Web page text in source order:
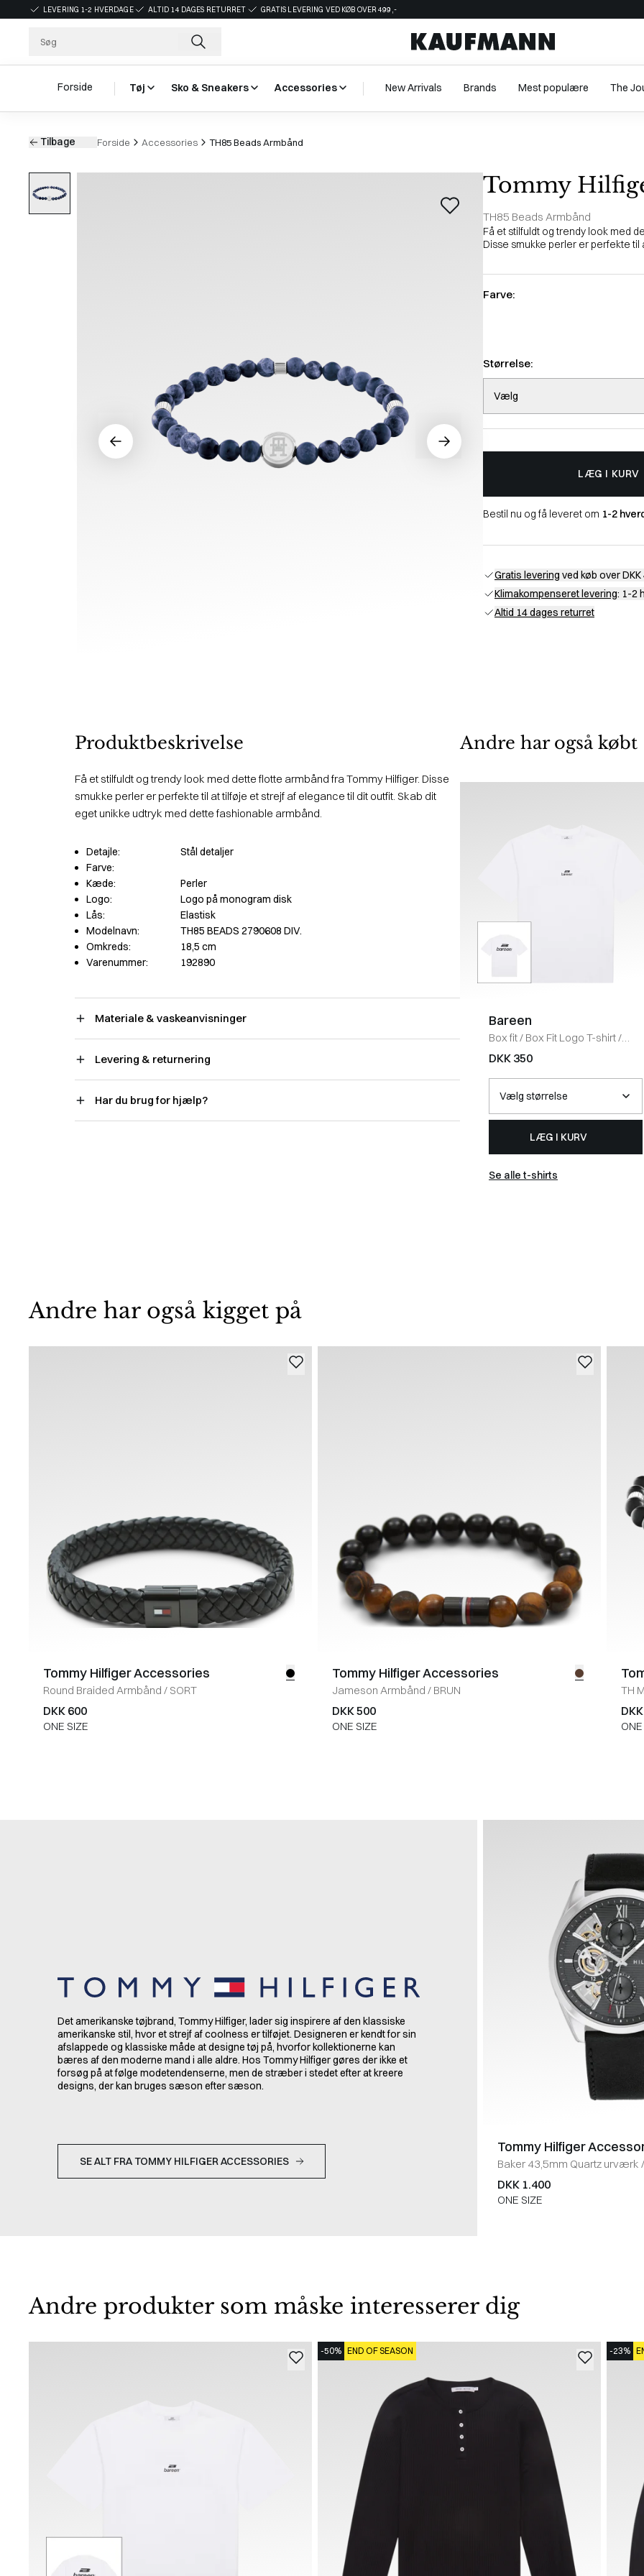
LEVERING 1-2 HVERDAGE ALTID 14 DAGES RETURRET GRATIS LEVERING VED KØB OVER 499,-
Forside Tøj Sko & Sneakers Accessories New Arrivals Brands Mest populære The
Tilbage Forside Accessories TH85 Beads Armbånd
Tommy
TH85 Beads Armbånd
Få et stilfuldt og trendy look med
Disse smukke perler er perfekte til
Farve:
Størrelse:
Vælg
LÆG I KURV
Bestil nu og få leveret om 1-2
Gratis levering ved køb over DKK
Klimakompenseret levering: 1-2
Altid 14 dages returret
Produktbeskrivelse
Få et stilfuldt og trendy look med dette flotte armbånd fra Tommy Hilfiger. Disse
smukke perler er perfekte til at tilføje et strejf af elegance til dit outfit. Skab dit
eget unikke udtryk med dette fashionable armbånd.
Detajle:
Stål detaljer
Farve:
Kæde:
Perler
Logo:
Logo på monogram disk
Lås:
Elastisk
Modelnavn:
TH85 BEADS 2790608 DIV.
Omkreds:
18,5 cm
Varenummer:
192890
Materiale & vaskeanvisninger
Levering & returnering
Har du brug for hjælp?
Andre har også købt
Bareen
Box fit/ Box Fit Logo T-shirt/
WHITE
DKK 350
LÆG I KURV
Se alle t-shirts
Andre har også kigget på
Tommy Hilfiger Accessories
Round Braided Armbånd / SORT
DKK 600
ONE SIZE
Tommy Hilfiger Accessories
Jameson Armbånd / BRUN
DKK 500
ONE SIZE
TH
Det amerikanske tøjbrand, Tommy Hilfiger, lader sig inspirere af den klassiske
amerikanske stil, hvor et strejf af coolness er tilføjet. Designeren er kendt for sin
afslappede og klassiske måde at designe tøj på, hvorfor kollektionerne kan
bæres af den moderne mand i alle aldre. Hos Tommy Hilfiger gøres der ikke et
forsøg på at følge modetendenserne, men de stræber i stedet efter at kreere
designs, der kan bruges sæson efter sæson.
SE ALT FRA TOMMY HILFIGER ACCESSORIES
Tommy Hilfiger
Baker 43,5mm Quartz urværk /
DKK 1.400
ONE SIZE
Andre produkter som måske interesserer dig
-50% END OF SEASON -23%